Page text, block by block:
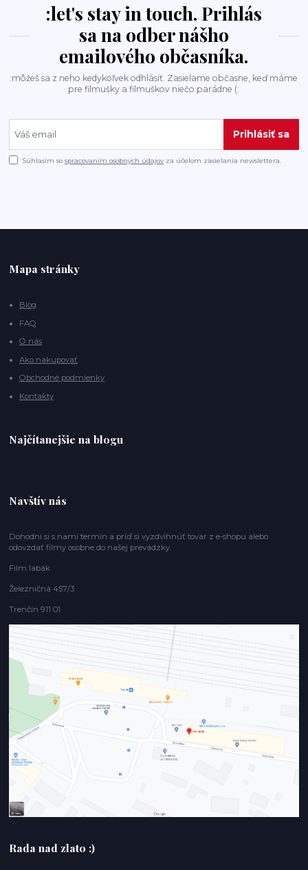
:let's stay in touch. Prihlás
sa na odber nášho
emailového občasníka.
:môžeš sa z neho kedykoľvek odhlásiť. Zasielame občasne, keď máme
pre filmušky a filmuškov niečo parádne (:
Prihlásiť sa
Súhlasím sospracovaním osobných údajov za účelom zasielania newslettera.
Mapa stránky
Blog
FAQ
O nás
Ako nakupovať
Obchodné podmienky
Kontakty
Najčítanejšie na blogu
Navštív nás
Dohodni si s nami termín a príď si vyzdvihnúť tovar z e-shopu alebo
odovzdať filmy osobne do našej prevádzky.
Film labák
Železničná 457/3
Trenčín 911 01
Rada nad zlato :)